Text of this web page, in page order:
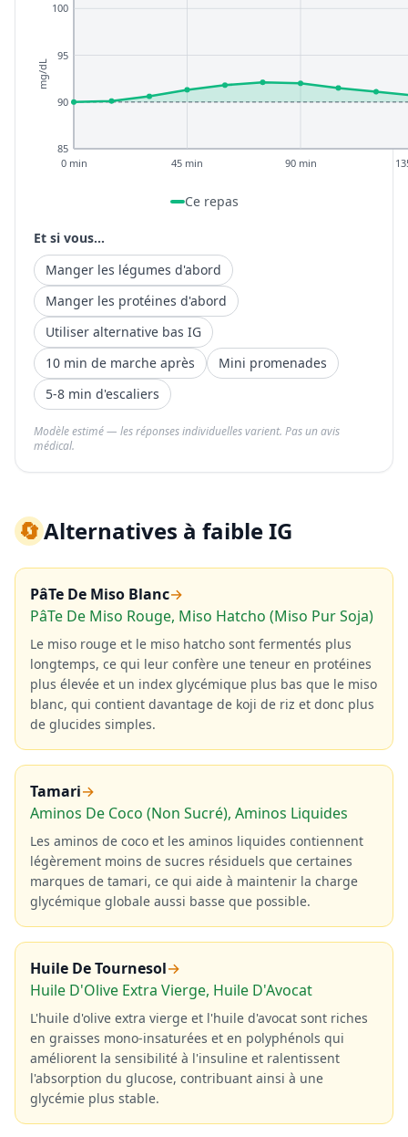
85
90
95
100
0 min 45 min 90 min
mg/dL
Ce repas
Et si vous...
Manger les légumes d'abord
Manger les protéines d'abord
Utiliser alternative bas IG
10 min de marche après
Mini promenades
5-8 min d'escaliers
Modèle estimé — les réponses individuelles varient. Pas un avis
médical.
🔄Alternatives à faible IG
PâTe De Miso Blanc→
PâTe De Miso Rouge, Miso Hatcho (Miso Pur Soja)
Le miso rouge et le miso hatcho sont fermentés plus
longtemps, ce qui leur confère une teneur en protéines
plus élevée et un index glycémique plus bas que le miso
blanc, qui contient davantage de koji de riz et donc plus
de glucides simples.
Tamari→
Aminos De Coco (Non Sucré), Aminos Liquides
Les aminos de coco et les aminos liquides contiennent
légèrement moins de sucres résiduels que certaines
marques de tamari, ce qui aide à maintenir la charge
glycémique globale aussi basse que possible.
Huile De Tournesol→
Huile D'Olive Extra Vierge, Huile D'Avocat
L'huile d'olive extra vierge et l'huile d'avocat sont riches
en graisses mono-insaturées et en polyphénols qui
améliorent la sensibilité à l'insuline et ralentissent
l'absorption du glucose, contribuant ainsi à une
glycémie plus stable.